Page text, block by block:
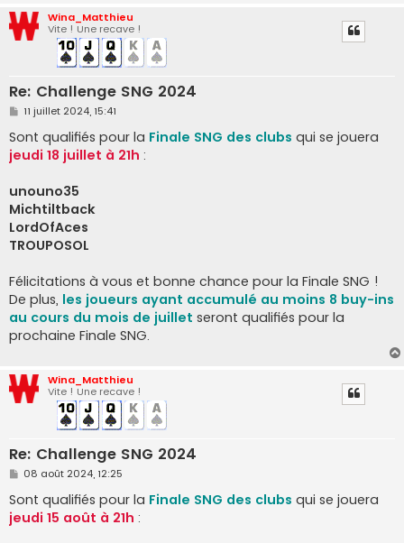
Wina_Matthieu
Vite ! Une recave !
Re: Challenge SNG 2024
M
s
s
a
11 juillet 2024, 15:41
Sont qualifiés pour la Finale SNG des clubs qui se jouera
jeudi 18 juillet à 21h :
unouno35
Michtiltback
LordOfAces
TROUPOSOL
Félicitations à vous et bonne chance pour la Finale SNG !
De plus, les joueurs ayant accumulé au moins 8 buy-ins
au cours du mois de juillet seront qualifiés pour la
prochaine Finale SNG.
Wina_Matthieu
Vite ! Une recave !
Re: Challenge SNG 2024
M
s
s
a
08 août 2024, 12:25
Sont qualifiés pour la Finale SNG des clubs qui se jouera
jeudi 15 août à 21h :